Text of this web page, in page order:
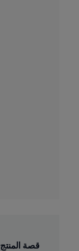
قصة المنتج